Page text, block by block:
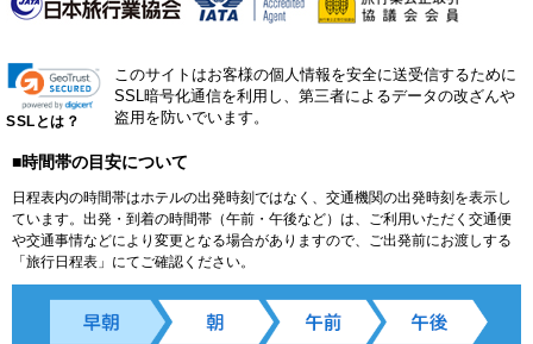
SSLとは？
このサイトはお客様の個人情報を安全に送受信するために
SSL暗号化通信を利用し、第三者によるデータの改ざんや
盗用を防いでいます。
■時間帯の目安について
日程表内の時間帯はホテルの出発時刻ではなく、交通機関の出発時刻を表示し
ています。出発・到着の時間帯（午前・午後など）は、ご利用いただく交通便
や交通事情などにより変更となる場合がありますので、ご出発前にお渡しする
「旅行日程表」にてご確認ください。